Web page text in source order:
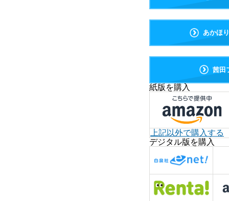
あかほ
茜田
紙版を購入
上記以外で購入する
デジタル版を購入